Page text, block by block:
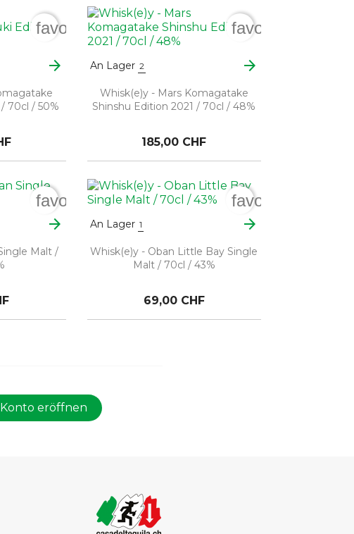
arrow_forward
70cl / 50%
favorite_border
An Lager 2 arrow_forward
Whisk(e)y - Mars Komagatake
Shinshu Edition 2021 / 70cl / 48%
185,00 CHF
favorite_border
arrow_forward
Malt /
favorite_border
An Lager 1 arrow_forward
Whisk(e)y - Oban Little Bay Single
Malt / 70cl / 43%
69,00 CHF
favorite_border
Konto eröffnen